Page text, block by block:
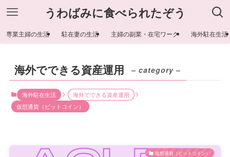
うわばみに食べられたぞう
専業主婦の生活 駐在妻の生活 主婦の副業・在宅ワーク 海外駐在生活
海外でできる資産運用 – category –
海外駐在生活
海外でできる資産運用
仮想通貨（ビットコイン）
仮想通貨（ビットコイン）